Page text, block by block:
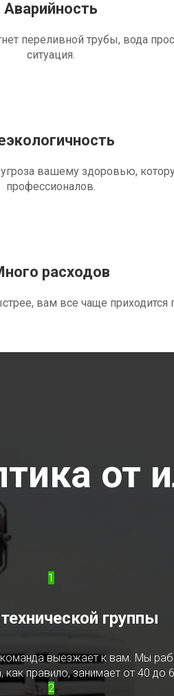
Аварийность
переливной трубы, вода
ситуация.
вашему здоровью,
профессионалов.
расходов
вам все чаще приходится
от
1
группы
выезжает к вам. Мы
как правило, занимает от 40 до
2